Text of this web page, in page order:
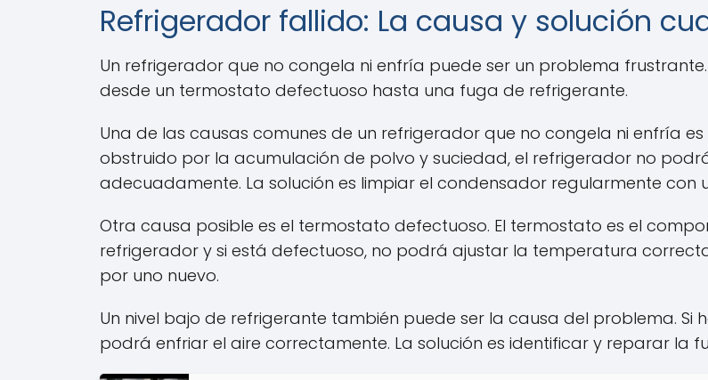
Refrigerador fallido: La causa y solución
Un refrigerador que no congela ni enfría puede ser un problema
desde un termostato defectuoso hasta una fuga de refrigerante.
Una de las causas comunes de un refrigerador que no congela ni enfría
obstruido por la acumulación de polvo y suciedad, el refrigerador no
adecuadamente. La solución es limpiar el condensador regularmente con
Otra causa posible es el termostato defectuoso. El termostato es el
refrigerador y si está defectuoso, no podrá ajustar la temperatura
por uno nuevo.
Un nivel bajo de refrigerante también puede ser la causa del problema.
podrá enfriar el aire correctamente. La solución es identificar y reparar la